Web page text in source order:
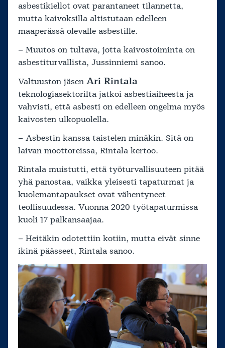
asbestikiellot ovat parantaneet tilannetta,
mutta kaivoksilla altistutaan edelleen
maaperässä olevalle asbestille.
– Muutos on tultava, jotta kaivostoiminta on
asbestiturvallista, Jussinniemi sanoo.
Valtuuston jäsen Ari Rintala
teknologiasektorilta jatkoi asbestiaiheesta ja
vahvisti, että asbesti on edelleen ongelma myös
kaivosten ulkopuolella.
– Asbestin kanssa taistelen minäkin. Sitä on
laivan moottoreissa, Rintala kertoo.
Rintala muistutti, että työturvallisuuteen pitää
yhä panostaa, vaikka yleisesti tapaturmat ja
kuolemantapaukset ovat vähentyneet
teollisuudessa. Vuonna 2020 työtapaturmissa
kuoli 17 palkansaajaa.
– Heitäkin odotettiin kotiin, mutta eivät sinne
ikinä päässeet, Rintala sanoo.